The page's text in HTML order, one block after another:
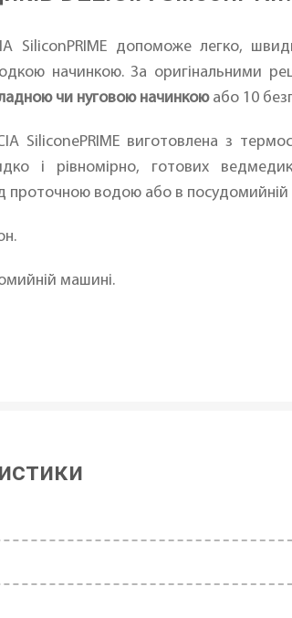
SiliconPRIME допоможе легко,
начинкою. За оригінальними
чи нуговою начинкоюабо 10
SiliconePRIME виготовлена з
і рівномірно, готових
проточною водою або в
машині.